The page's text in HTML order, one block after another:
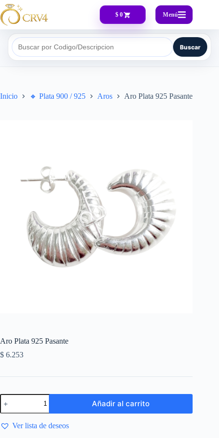
$ 0 Menú
Buscar por Codigo/Descripcion Buscar
Inicio 🔸​ Plata 900 / 925 Aros Aro Plata 925 Pasante
Aro Plata 925 Pasante
$ 6.253
Añadir al carrito
Ver lista de deseos